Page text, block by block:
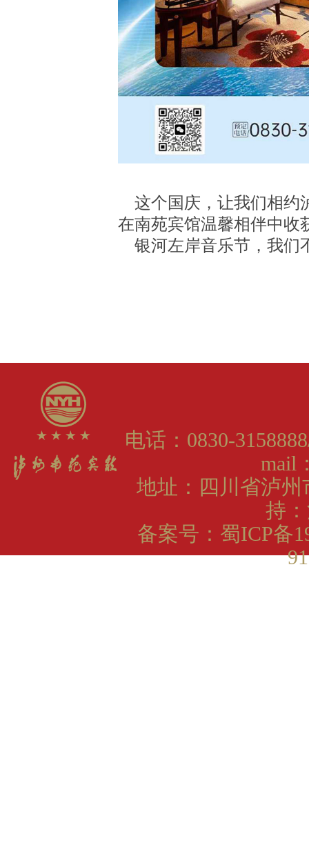
这个国庆，让我们相约
在南苑宾馆温馨相伴中收
银河左岸音乐节，我们
电话：0830-
mail
地址：四川省泸
持：
备案号： 蜀ICP备